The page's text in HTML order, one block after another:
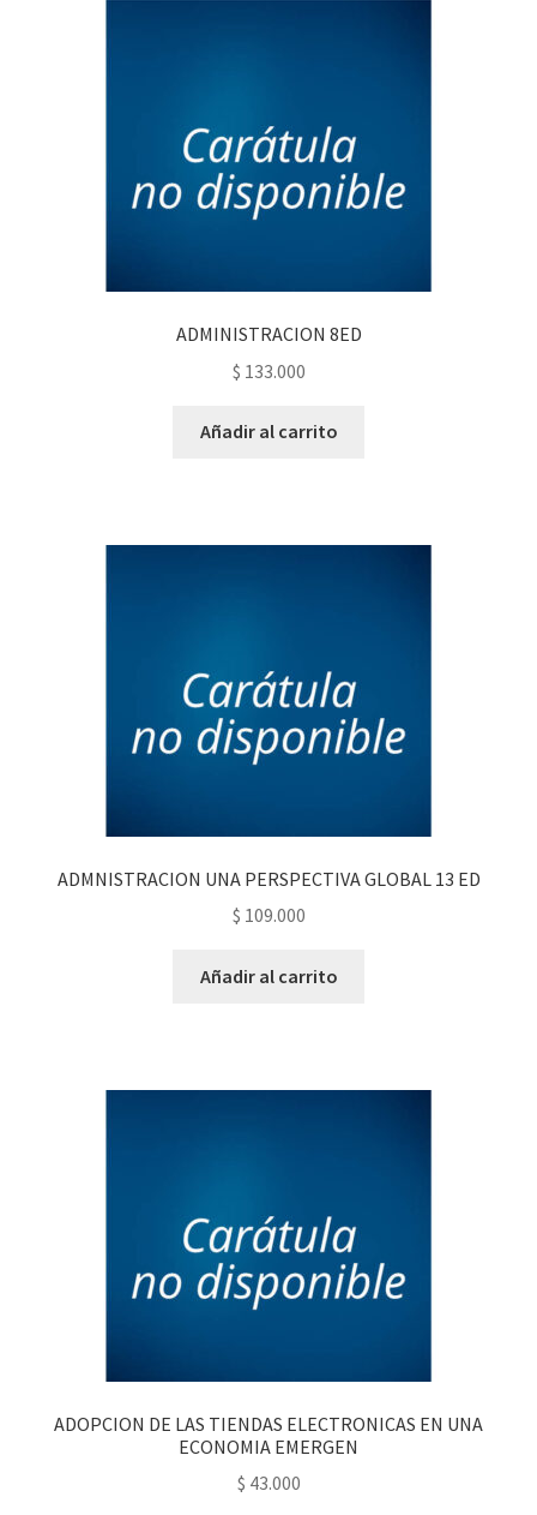
ADMINISTRACION 8ED
$ 133.000
Añadir al carrito
ADMNISTRACION UNA PERSPECTIVA GLOBAL 13 ED
$ 109.000
Añadir al carrito
ADOPCION DE LAS TIENDAS ELECTRONICAS EN UNA
ECONOMIA EMERGEN
$ 43.000